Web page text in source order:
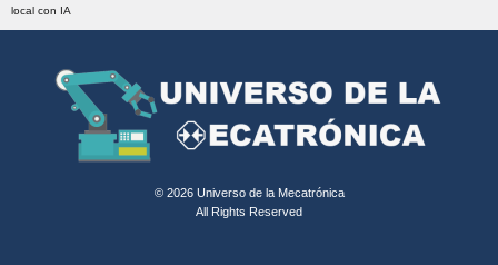
local con IA
© 2026 Universo de la Mecatrónica
All Rights Reserved